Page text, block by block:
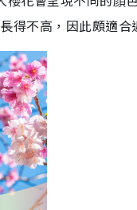
得不高，因此頗適合